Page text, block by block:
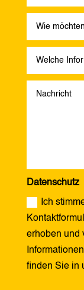
Datenschutz
Ich
erhoben und
finden Sie in